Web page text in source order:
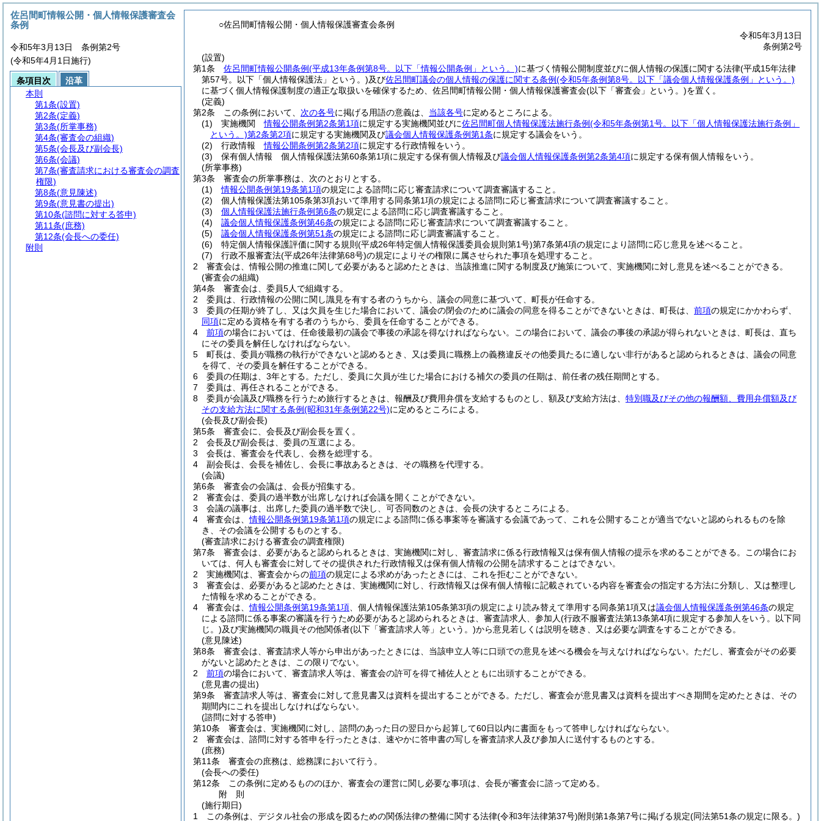
○佐呂間町情報公開・個人情報保護審査会条例
令和5年3月13日
条例第2号
(設置)
第1条
佐呂間町情報公開条例(平成13年条例第8号。以下「情報公開条例」という。)に基づく情報公開制度並びに個人情報の保護に関する法律(平成15年法律
第57号。以下「個人情報保護法」という。)及び佐呂間町議会の個人情報の保護に関する条例(令和5年条例第8号。以下「議会個人情報保護条例」という。)
に基づく個人情報保護制度の適正な取扱いを確保するため、佐呂間町情報公開・個人情報保護審査会(以下「審査会」という。)を置く。
(定義)
第2条
この条例において、 次の各号に掲げる用語の意義は、 当該各号に定めるところによる。
(1)
実施機関情報公開条例第2条第1項に規定する実施機関並びに佐呂間町個人情報保護法施行条例(令和5年条例第1号。以下「個人情報保護法施行条例」
という。)第2条第2項に規定する実施機関及び議会個人情報保護条例第1条に規定する議会をいう。
(2)
行政情報情報公開条例第2条第2項に規定する行政情報をいう。
(3)
保有個人情報 個人情報保護法第60条第1項に規定する保有個人情報及び議会個人情報保護条例第2条第4項に規定する保有個人情報をいう。
(所掌事務)
第3条
審査会の所掌事務は、次のとおりとする。
(1)
情報公開条例第19条第1項の規定による諮問に応じ審査請求について調査審議すること。
(2)
個人情報保護法第105条第3項おいて準用する同条第1項の規定による諮問に応じ審査請求について調査審議すること。
(3)
個人情報保護法施行条例第6条の規定による諮問に応じ調査審議すること。
(4)
議会個人情報保護条例第46条の規定による諮問に応じ審査請求について調査審議すること。
(5)
議会個人情報保護条例第51条の規定による諮問に応じ調査審議すること。
(6)
特定個人情報保護評価に関する規則 (平成26年特定個人情報保護委員会規則第1号)第7条第4項の規定により諮問に応じ意見を述べること。
(7)
行政不服審査法(平成26年法律第68号)の規定によりその権限に属させられた事項を処理すること。
2
審査会は、情報公開の推進に関して必要があると認めたときは、当該推進に関する制度及び施策について、実施機関に対し意見を述べることができる。
(審査会の組織)
第4条
審査会は、委員5人で組織する。
2
委員は、行政情報の公開に関し識見を有する者のうちから、議会の同意に基づいて、町長が任命する。
3
委員の任期が終了し、又は欠員を生じた場合において、議会の閉会のために議会の同意を得ることができないときは、町長は、 前項の規定にかかわらず、
同項に定める資格を有する者のうちから、委員を任命することができる。
4
前項の場合においては、任命後最初の議会で事後の承認を得なければならない。
この場合において、議会の事後の承認が得られないときは、町長は、直ち
にその委員を解任しなければならない。
5
町長は、委員が職務の執行ができないと認めるとき、又は委員に職務上の義務違反その他委員たるに適しない非行があると認められるときは、議会の同意
を得て、その委員を解任することができる。
6
委員の任期は、3年とする。 ただし、委員に欠員が生じた場合における補欠の委員の任期は、前任者の残任期間とする。
7
委員は、再任されることができる。
8
委員が会議及び職務を行うため旅行するときは、報酬及び費用弁償を支給するものとし、額及び支給方法は、 特別職及びその他の報酬額、費用弁償額及び
その支給方法に関する条例(昭和31年条例第22号)に定めるところによる。
(会長及び副会長)
第5条
審査会に、会長及び副会長を置く。
2
会長及び副会長は、委員の互選による。
3
会長は、審査会を代表し、会務を総理する。
4
副会長は、会長を補佐し、会長に事故あるときは、その職務を代理する。
(会議)
第6条
審査会の会議は、会長が招集する。
2
審査会は、委員の過半数が出席しなければ会議を開くことができない。
3
会議の議事は、出席した委員の過半数で決し、可否同数のときは、会長の決するところによる。
4
審査会は、情報公開条例第19条第1項の規定による諮問に係る事案等を審議する会議であって、これを公開することが適当でないと認められるものを除
き、その会議を公開するものとする。
(審査請求における審査会の調査権限)
第7条
審査会は、必要があると認められるときは、実施機関に対し、審査請求に係る行政情報又は保有個人情報の提示を求めることができる。
この場合にお
いては、何人も審査会に対してその提供された行政情報又は保有個人情報の公開を請求することはできない。
2
実施機関は、審査会からの前項の規定による求めがあったときには、これを拒むことができない。
3
審査会は、必要があると認めたときは、実施機関に対し、行政情報又は保有個人情報に記載されている内容を審査会の指定する方法に分類し、又は整理し
た情報を求めることができる。
4
審査会は、情報公開条例第19条第1項 、個人情報保護法第105条第3項の規定により読み替えて準用する同条第1項又は議会個人情報保護条例第46条の規定
による諮問に係る事案の審議を行うため必要があると認められるときは、審査請求人、参加人(行政不服審査法第13条第4項に規定する参加人をいう。以下同
じ。)及び実施機関の職員その他関係者(以下「審査請求人等」という。)から意見若しくは説明を聴き、又は必要な調査をすることができる。
(意見陳述)
第8条
審査会は、審査請求人等から申出があったときには、当該申立人等に口頭での意見を述べる機会を与えなければならない。 ただし、審査会がその必要
がないと認めたときは、この限りでない。
2
前項の場合において、審査請求人等は、審査会の許可を得て補佐人とともに出頭することができる。
(意見書の提出)
第9条
審査請求人等は、審査会に対して意見書又は資料を提出することができる。 ただし、審査会が意見書又は資料を提出すべき期間を定めたときは、その
期間内にこれを提出しなければならない。
(諮問に対する答申)
第10条
審査会は、実施機関に対し、諮問のあった日の翌日から起算して60日以内に書面をもって答申しなければならない。
2
審査会は、諮問に対する答申を行ったときは、速やかに答申書の写しを審査請求人及び参加人に送付するものとする。
(庶務)
第11条
審査会の庶務は、総務課において行う。
(会長への委任)
第12条
この条例に定めるもののほか、審査会の運営に関し必要な事項は、会長が審査会に諮って定める。
附 則
(施行期日)
1
この条例は、デジタル社会の形成を図るための関係法律の整備に関する法律(令和3年法律第37号)附則第1条第7号に掲げる規定(同法第51条の規定に限る。)
佐呂間町情報公開・個人情報保護審査会
条例
令和5年3月13日 条例第2号
(令和5年4月1日施行)
条項目次
沿革
本則
第1条(設置)
第2条(定義)
第3条(所掌事務)
第4条(審査会の組織)
第5条(会長及び副会長)
第6条(会議)
第7条(審査請求における審査会の調査
権限)
第8条(意見陳述)
第9条(意見書の提出)
第10条(諮問に対する答申)
第11条(庶務)
第12条(会長への委任)
附則